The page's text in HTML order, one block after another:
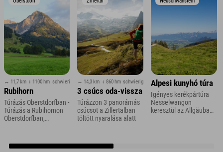
↔ 11,7 km ↕ 1100 hm schwierig
Rubihorn
Túrázás Oberstdorfban -
Túrázás a Rubihornon
Oberstdorfban,
↔ 14,3 km ↕ 860 hm schwierig
3 csúcs oda-vissza
Túrázzon 3 panorámás
csúcsot a Zillertalban
töltött nyaralása alatt
Alpesi kunyhó túra
Igényes kerékpártúra
Nesselwangon
keresztül az Allgäuban